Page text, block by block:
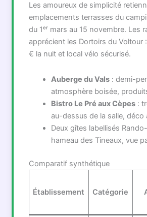
Les amoureux de simplicité
emplacements terrasses du
du 1ᵉʳ mars au 15 novembre. Les
apprécient les Dortoirs du Voltour
€ la nuit et local vélo sécurisé.
Auberge du Vals: demi-
atmosphère boisée,
Bistro Le Pré aux Cèpes:
au-dessus de la salle, déco
Deux gîtes labellisés
hameau des Tineaux, vue
Comparatif synthétique
Établissement Catégorie